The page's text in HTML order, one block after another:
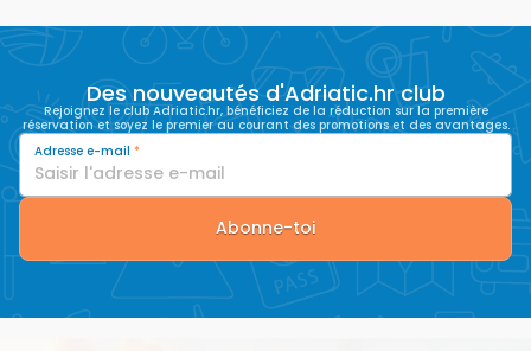
Des nouveautés d'Adriatic.hr club
Rejoignez le club Adriatic.hr, bénéficiez de la réduction sur la première
réservation et soyez le premier au courant des promotions et des avantages.
Adresse e-mail *
Abonne-toi